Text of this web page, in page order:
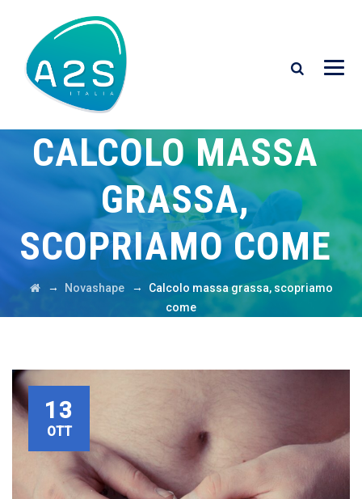
CALCOLO MASSA
GRASSA,
SCOPRIAMO COME
→ Novashape→
Calcolo massa grassa, scopriamo
come
13
OTT